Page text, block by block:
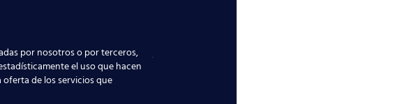
que habitualmente
por nosotros o por terceros,
el uso que hacen
oferta de los servicios que